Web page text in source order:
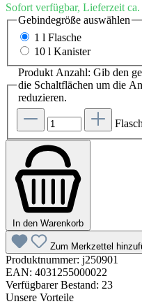
Sofort verfügbar, Lieferzeit
Gebindegröße auswählen
1 l Flasche
10 l Kanister
Produkt Anzahl: Gib den
die Schaltflächen um die
reduzieren.
In den Warenkorb
Zum Merkzettel
Produktnummer: j250901
EAN: 4031255000022
Verfügbarer Bestand: 23
Unsere Vorteile